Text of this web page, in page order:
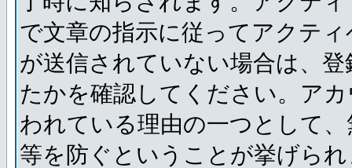
で文章の指示に従ってアクテ
が送信されていない場合は、
たかを確認してください。ア
われている理由の一つとして
等を防ぐということが挙げら